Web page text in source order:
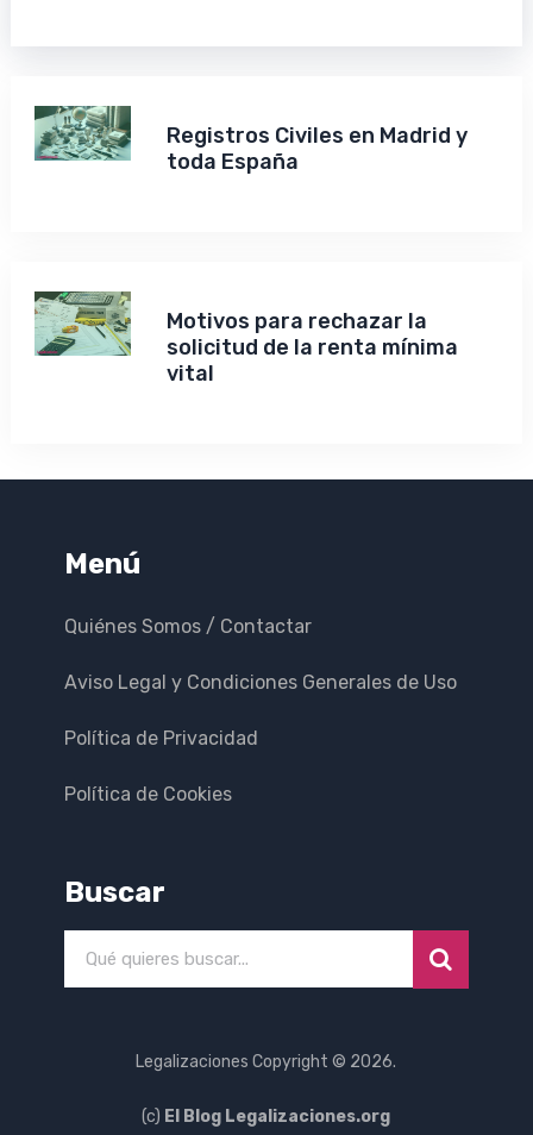
Registros Civiles en Madrid y
toda España
Motivos para rechazar la
solicitud de la renta mínima
vital
Menú
Quiénes Somos / Contactar
Aviso Legal y Condiciones Generales de Uso
Política de Privacidad
Política de Cookies
Buscar
Legalizaciones Copyright © 2026.
(c) El Blog Legalizaciones.org